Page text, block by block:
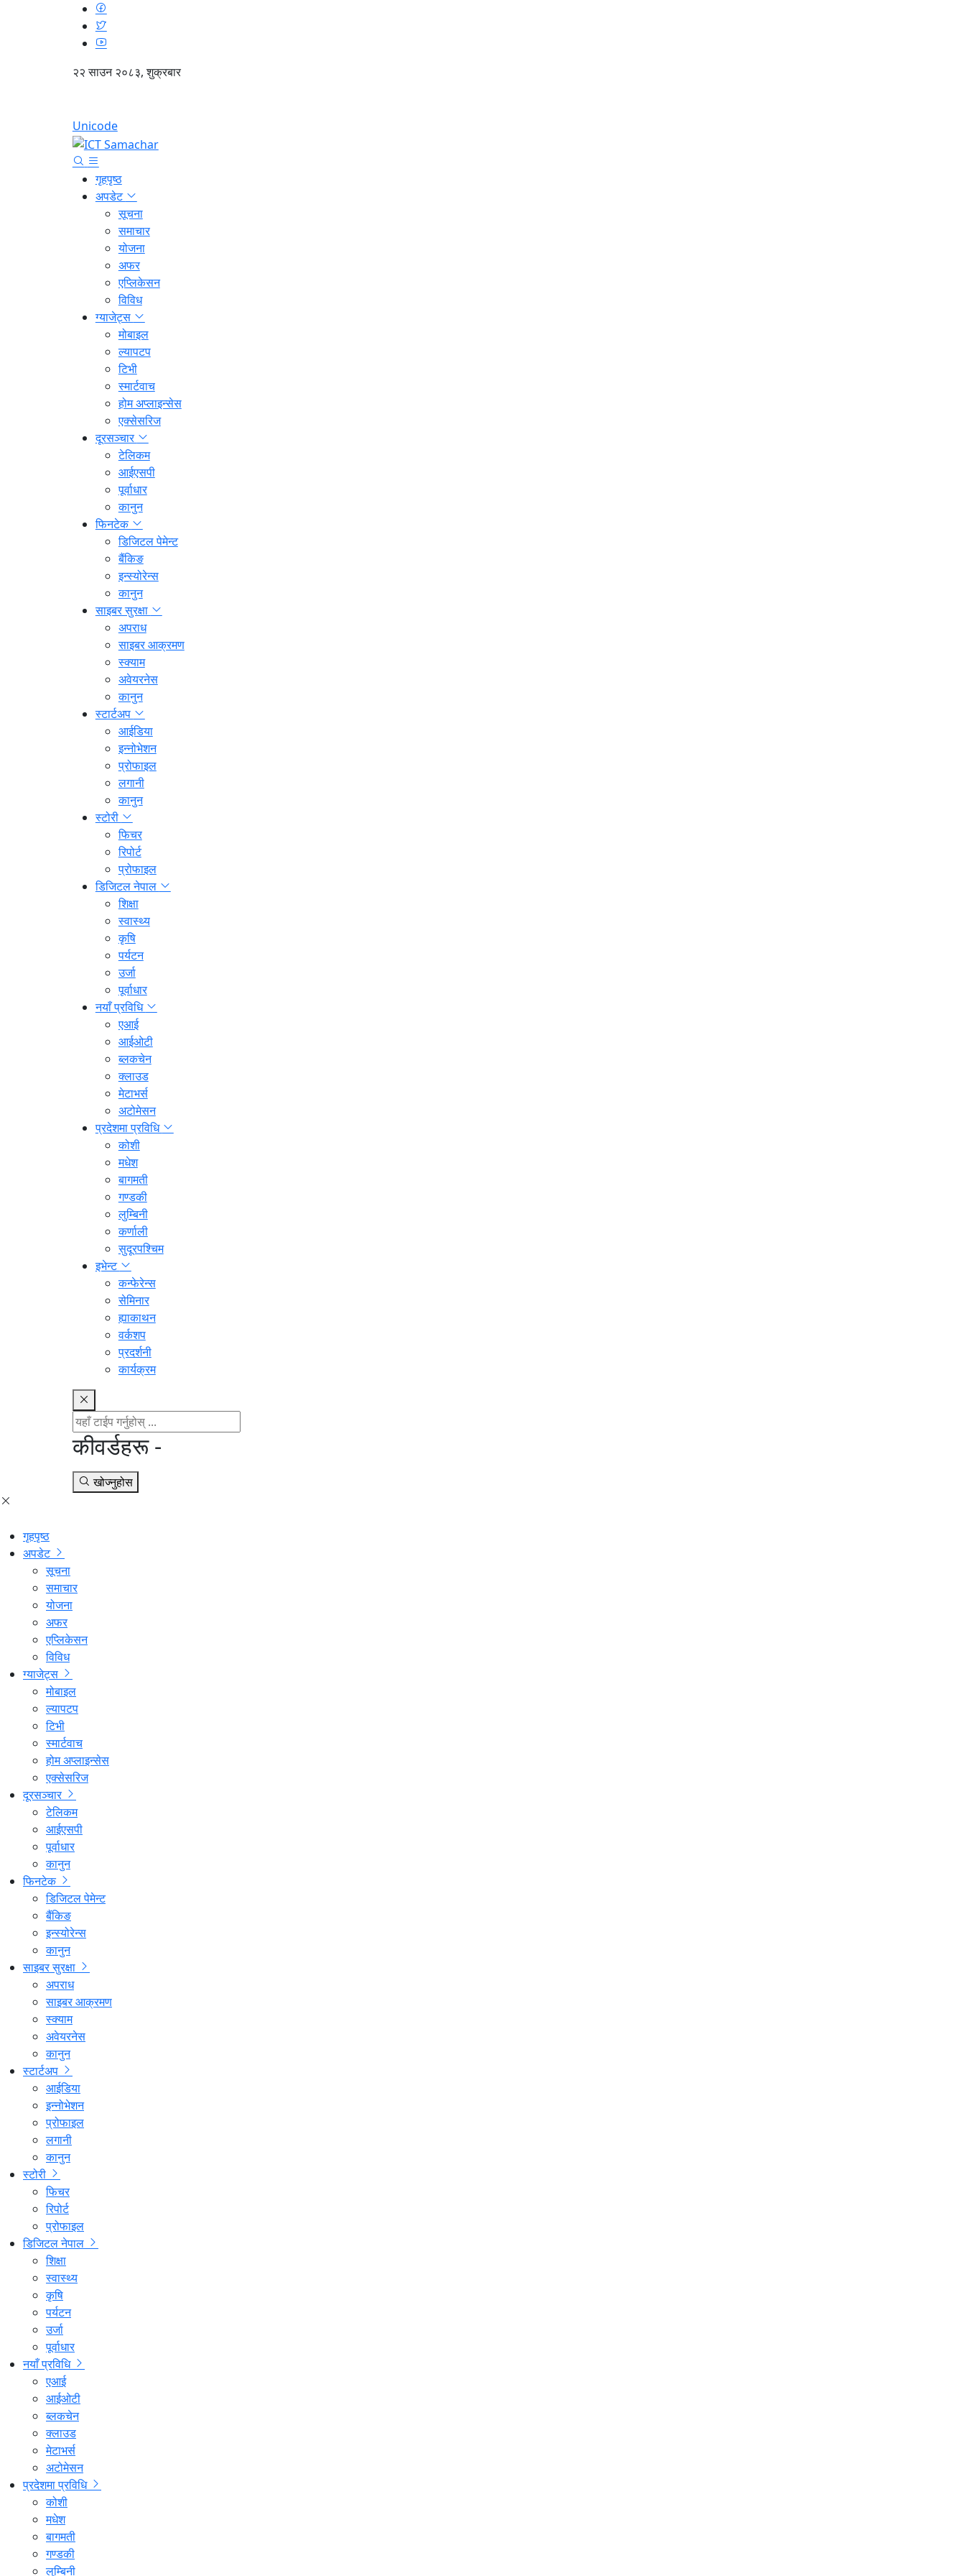
२२ साउन २०८३, शुक्रबार
Unicode
गृहपृष्ठ
अपडेट
सूचना
समाचार
योजना
अफर
एप्लिकेसन
विविध
ग्याजेट्स
मोबाइल
ल्यापटप
टिभी
स्मार्टवाच
होम अप्लाइन्सेस
एक्सेसरिज
दूरसञ्चार
टेलिकम
आईएसपी
पूर्वाधार
कानुन
फिनटेक
डिजिटल पेमेन्ट
बैंकिङ
इन्स्योरेन्स
कानुन
साइबर सुरक्षा
अपराध
साइबर आक्रमण
स्क्याम
अवेयरनेस
कानुन
स्टार्टअप
आईडिया
इन्नोभेशन
प्रोफाइल
लगानी
कानुन
स्टोरी
फिचर
रिपोर्ट
प्रोफाइल
डिजिटल नेपाल
शिक्षा
स्वास्थ्य
कृषि
पर्यटन
उर्जा
पूर्वाधार
नयाँ प्रविधि
एआई
आईओटी
ब्लकचेन
क्लाउड
मेटाभर्स
अटोमेसन
प्रदेशमा प्रविधि
कोशी
मधेश
बागमती
गण्डकी
लुम्बिनी
कर्णाली
सुदूरपश्चिम
इभेन्ट
कन्फेरेन्स
सेमिनार
ह्याकाथन
वर्कशप
प्रदर्शनी
कार्यक्रम
कीवर्डहरू -
खोज्नुहोस
गृहपृष्ठ
अपडेट
सूचना
समाचार
योजना
अफर
एप्लिकेसन
विविध
ग्याजेट्स
मोबाइल
ल्यापटप
टिभी
स्मार्टवाच
होम अप्लाइन्सेस
एक्सेसरिज
दूरसञ्चार
टेलिकम
आईएसपी
पूर्वाधार
कानुन
फिनटेक
डिजिटल पेमेन्ट
बैंकिङ
इन्स्योरेन्स
कानुन
साइबर सुरक्षा
अपराध
साइबर आक्रमण
स्क्याम
अवेयरनेस
कानुन
स्टार्टअप
आईडिया
इन्नोभेशन
प्रोफाइल
लगानी
कानुन
स्टोरी
फिचर
रिपोर्ट
प्रोफाइल
डिजिटल नेपाल
शिक्षा
स्वास्थ्य
कृषि
पर्यटन
उर्जा
पूर्वाधार
नयाँ प्रविधि
एआई
आईओटी
ब्लकचेन
क्लाउड
मेटाभर्स
अटोमेसन
प्रदेशमा प्रविधि
कोशी
मधेश
बागमती
गण्डकी
लुम्बिनी